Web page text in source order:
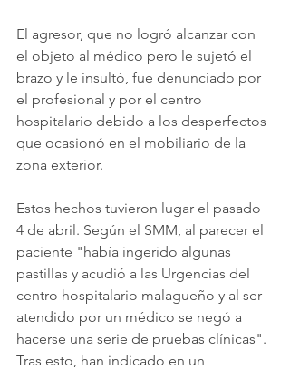
El agresor, que no logró alcanzar con
el objeto al médico pero le sujetó el
brazo y le insultó, fue denunciado por
el profesional y por el centro
hospitalario debido a los desperfectos
que ocasionó en el mobiliario de la
zona exterior.
Estos hechos tuvieron lugar el pasado
4 de abril. Según el SMM, al parecer el
paciente "había ingerido algunas
pastillas y acudió a las Urgencias del
centro hospitalario malagueño y al ser
atendido por un médico se negó a
hacerse una serie de pruebas clínicas".
Tras esto, han indicado en un